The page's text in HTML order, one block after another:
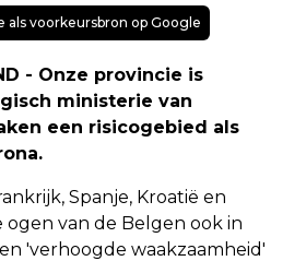
als voorkeursbron op Google
- Onze provincie is
ministerie van
een risicogebied als
Spanje, Kroatië en
ogen van de Belgen ook in
'verhoogde waakzaamheid'